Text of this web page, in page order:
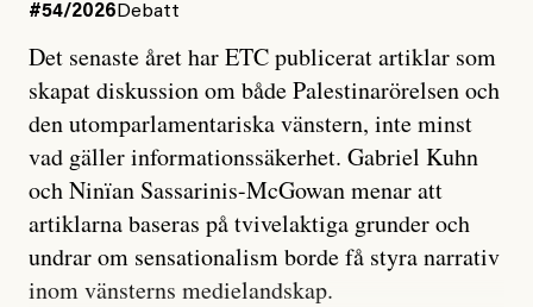
#54/2026 Debatt
Det senaste året har ETC publicerat artiklar som
skapat diskussion om både Palestinarörelsen och
den utomparlamentariska vänstern, inte minst
vad gäller informationssäkerhet. Gabriel Kuhn
och Ninïan Sassarinis-McGowan menar att
artiklarna baseras på tvivelaktiga grunder och
undrar om sensationalism borde få styra narrativ
inom vänsterns medielandskap.